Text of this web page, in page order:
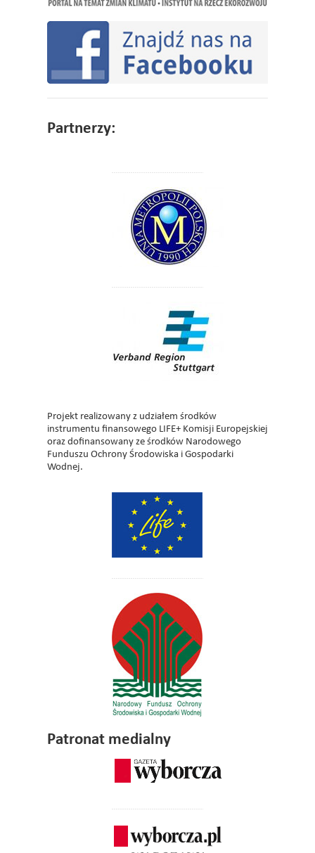
Partnerzy:
Projekt realizowany z udziałem środków
instrumentu finansowego LIFE+ Komisji Europejskiej
oraz dofinansowany ze środków Narodowego
Funduszu Ochrony Środowiska i Gospodarki
Wodnej.
Patronat medialny